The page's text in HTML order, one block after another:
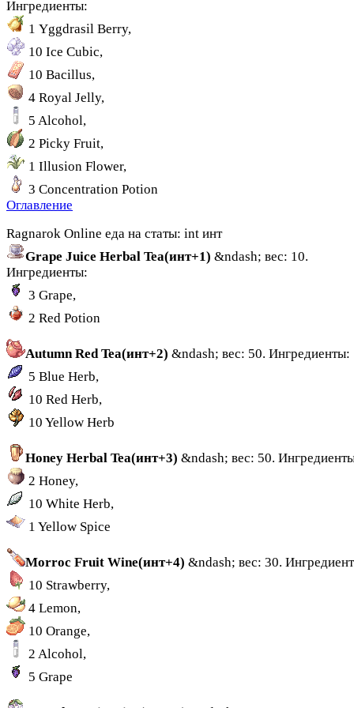
Ингредиенты:
1 Yggdrasil Berry,
10 Ice Cubic,
10 Bacillus,
4 Royal Jelly,
5 Alcohol,
2 Picky Fruit,
1 Illusion Flower,
3 Concentration Potion
Оглавление
Ragnarok Online еда на статы: int инт
Grape Juice Herbal Tea(инт+1) &ndash; вес: 10.
Ингредиенты:
3 Grape,
2 Red Potion
Autumn Red Tea(инт+2) &ndash; вес: 50. Ингредиенты:
5 Blue Herb,
10 Red Herb,
10 Yellow Herb
Honey Herbal Tea(инт+3) &ndash; вес: 50.
2 Honey,
10 White Herb,
1 Yellow Spice
Morroc Fruit Wine(инт+4) &ndash; вес: 30.
10 Strawberry,
4 Lemon,
10 Orange,
2 Alcohol,
5 Grape